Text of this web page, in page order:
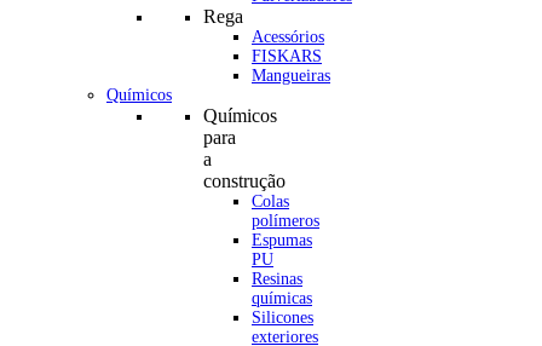
Rega
Acessórios
FISKARS
Mangueiras
Químicos
Químicos
para
a
construção
Colas
polímeros
Espumas
PU
Resinas
químicas
Silicones
exteriores